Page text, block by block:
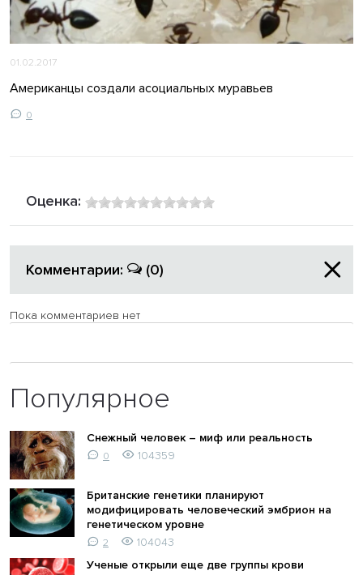
01.02.2017
Американцы создали асоциальных муравьев
0
Оценка:
Комментарии: (0)
Пока комментариев нет
Популярное
Снежный человек – миф или реальность
0 104359
Британские генетики планируют
модифицировать человеческий эмбрион на
генетическом уровне
2
104043
Ученые открыли еще две группы крови